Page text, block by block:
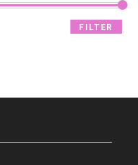
FILTER